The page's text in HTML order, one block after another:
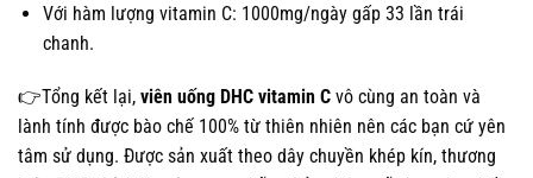
Với hàm lượng vitamin C: 1000mg/ngày gấp 33 lần trái
chanh.
👉Tổng kết lại, viên uống DHC vitamin C vô cùng an toàn và
lành tính được bào chế 100% từ thiên nhiên nên các bạn cứ yên
tâm sử dụng. Được sản xuất theo dây chuyền khép kín, thương